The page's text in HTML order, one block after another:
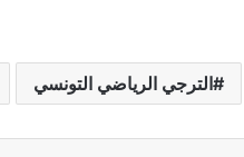
الترجي الرياضي التونسي